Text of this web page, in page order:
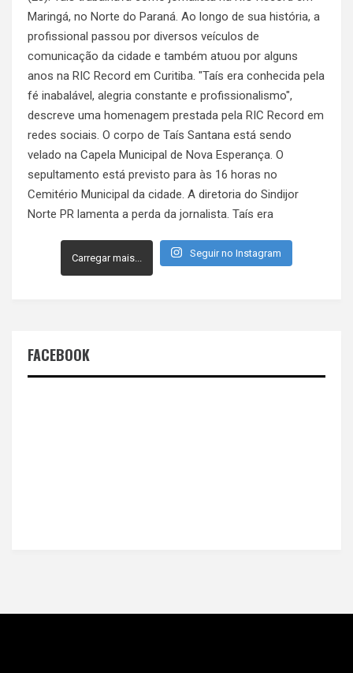
Carregar mais... Seguir no Instagram
FACEBOOK